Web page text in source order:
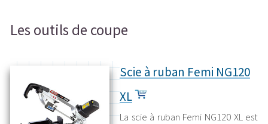
Les outils de coupe
Scie à ruban Femi NG120
XL
La scie à ruban Femi NG120 XL est